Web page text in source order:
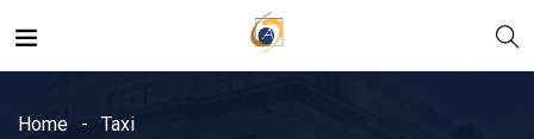
Home Taxi